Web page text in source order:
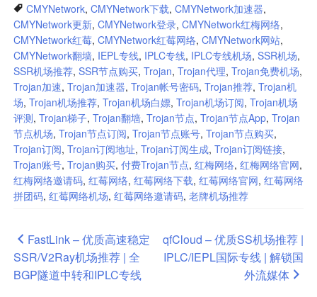
CMYNetwork, CMYNetwork下载, CMYNetwork加速器,
CMYNetwork更新, CMYNetwork登录, CMYNetwork红梅网络,
CMYNetwork红莓, CMYNetwork红莓网络, CMYNetwork网站,
CMYNetwork翻墙, IEPL专线, IPLC专线, IPLC专线机场, SSR机场,
SSR机场推荐, SSR节点购买, Trojan, Trojan代理, Trojan免费机场,
Trojan加速, Trojan加速器, Trojan帐号密码, Trojan推荐, Trojan机
场, Trojan机场推荐, Trojan机场白嫖, Trojan机场订阅, Trojan机场
评测, Trojan梯子, Trojan翻墙, Trojan节点, Trojan节点App, Trojan
节点机场, Trojan节点订阅, Trojan节点账号, Trojan节点购买,
Trojan订阅, Trojan订阅地址, Trojan订阅生成, Trojan订阅链接,
Trojan账号, Trojan购买, 付费Trojan节点, 红梅网络, 红梅网络官网,
红梅网络邀请码, 红莓网络, 红莓网络下载, 红莓网络官网, 红莓网络
拼团码, 红莓网络机场, 红莓网络邀请码, 老牌机场推荐
文
章
FastLink – 优质高速稳定
SSR/V2Ray机场推荐 | 全
BGP隧道中转和IPLC专线
qfCloud – 优质SS机场推荐 |
IPLC/IEPL国际专线 | 解锁国
外流媒体